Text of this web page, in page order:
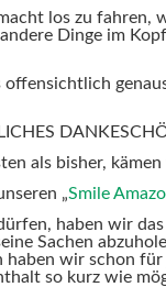
los zu fahren,
Dinge im
als bisher,
„Smile
haben wir
Sachen
haben wir schon
so kurz wie